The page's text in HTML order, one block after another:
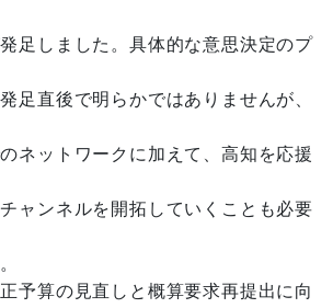
足しました。具体的な意思決定のプ
足直後で明らかではありませんが、
ネットワークに加えて、高知を応援
ャンネルを開拓していくことも必要
予算の見直しと概算要求再提出に向